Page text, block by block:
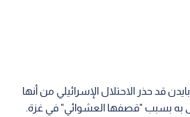
قد حذر الاحتلال الإسرائيلي من أنها
به بسبب "قصفها العشوائي" في غزة.